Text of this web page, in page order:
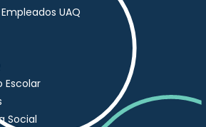
UAQ
Escolar
Social